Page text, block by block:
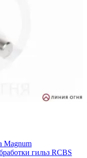
Magnum
гильз RCBS